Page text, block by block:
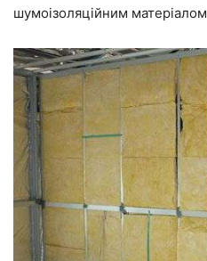
шумоізоляційним матеріалом